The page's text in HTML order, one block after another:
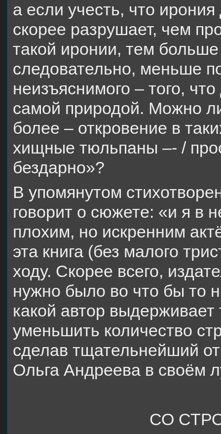
а если учесть, что
скорее разрушает, чем
такой иронии, тем
следовательно, меньше
неизъяснимого – того,
самой природой. Можно
более – откровение в
хищные тюльпаны –- /
бездарно»?
В упомянутом
говорит о сюжете: «и я в
плохим, но искренним
эта книга (без малого
ходу. Скорее всего,
нужно было во что бы то
какой автор
уменьшить количество
сделав тщательнейший
Ольга Андреева в своём
СО